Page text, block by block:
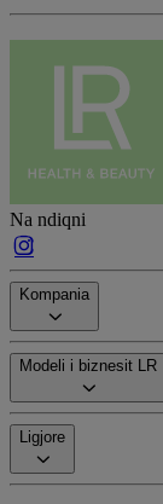
Na ndiqni
Kompania
Modeli i biznesit LR
Ligjore